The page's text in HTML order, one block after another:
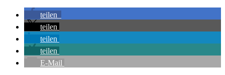
teilen
teilen
teilen
teilen
E-Mail